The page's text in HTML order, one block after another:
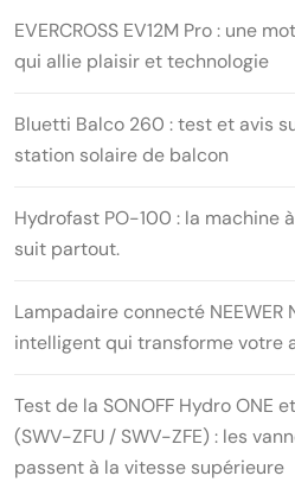
EVERCROSS EV12M Pro : une
qui allie plaisir et technologie
Bluetti Balco 260 : test et avis
station solaire de balcon
Hydrofast PO-100 : la machine
suit partout.
Lampadaire connecté NEEWER
intelligent qui transforme votre
Test de la SONOFF Hydro ONE
(SWV-ZFU / SWV-ZFE) : les
passent à la vitesse supérieure